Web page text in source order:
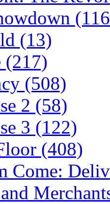
(13)
(217)
(508)
2 (58)
3 (122)
(408)
Come: